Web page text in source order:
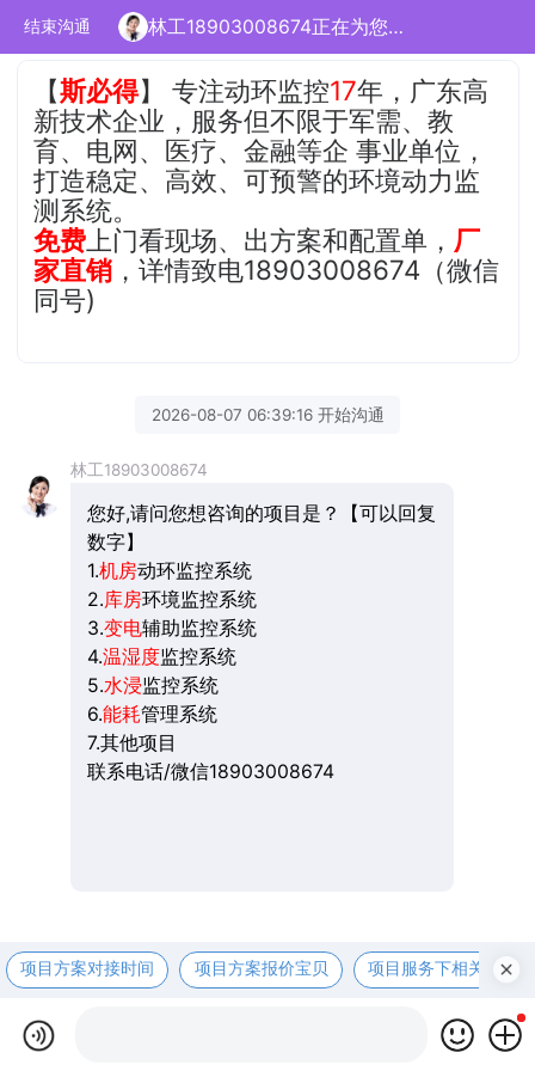
结束沟通 林工18903008674正在为您服务
【斯必得】 专注动环监控17年，广东高
新技术企业，服务但不限于军需、教
育、电网、医疗、金融等企 事业单位，
打造稳定、高效、可预警的环境动力监
测系统。
免费 上门看现场、出方案和配置单， 厂
家直销 ，详情致电18903008674（微信
同号)
2026-08-07 06:39:16 开始沟通
林工18903008674
您好,请问您想咨询的项目是？【可以回复
数字】
1.机房动环监控系统
2.库房环境监控系统
3.变电辅助监控系统
4.温湿度监控系统
5.水浸监控系统
6.能耗管理系统
7.其他项目
联系电话/微信18903008674
项目方案对接时间 项目方案报价宝贝 项目服务下相关资咨询